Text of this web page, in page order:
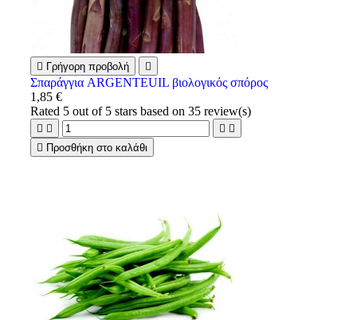
 Γρήγορη προβολή 
Σπαράγγια ARGENTEUIL βιολογικός σπόρος
1,85 €
Rated 5 out of 5 stars based on35 review(s)
   
 Προσθήκη στο καλάθι